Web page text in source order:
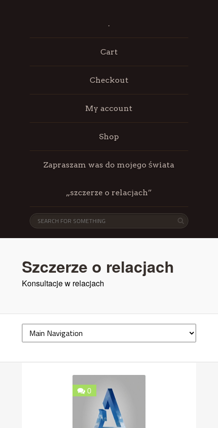
.
Cart
Checkout
My account
Shop
Zapraszam was do mojego świata
„szczerze o relacjach”
Szczerze o relacjach
Konsultacje w relacjach
0